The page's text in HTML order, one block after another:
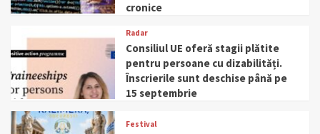
cronice
Radar
Consiliul UE oferă stagii plătite
pentru persoane cu dizabilități.
Înscrierile sunt deschise până pe
15 septembrie
Festival